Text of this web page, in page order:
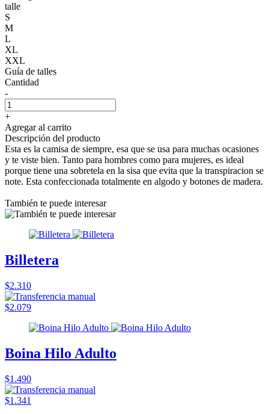
talle
S
M
L
XL
XXL
Guía de talles
Cantidad
-
+
Agregar al carrito
Descripción del producto
Esta es la camisa de siempre, esa que se usa para muchas ocasiones
y te viste bien. Tanto para hombres como para mujeres, es ideal
porque tiene una sobretela en la sisa que evita que la transpiracion se
note. Esta confeccionada totalmente en algodo y botones de madera.
También te puede interesar
Billetera
$2.310
$2.079
Boina Hilo Adulto
$1.490
$1.341